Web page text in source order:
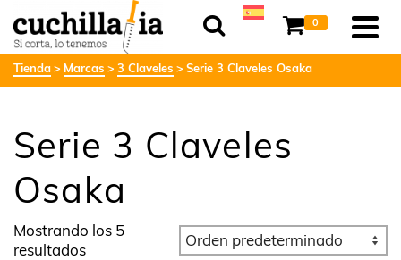
0
Tienda Marcas 3 Claveles Serie 3 Claveles Osaka
Serie 3 Claveles
Osaka
Mostrando los 5
resultados